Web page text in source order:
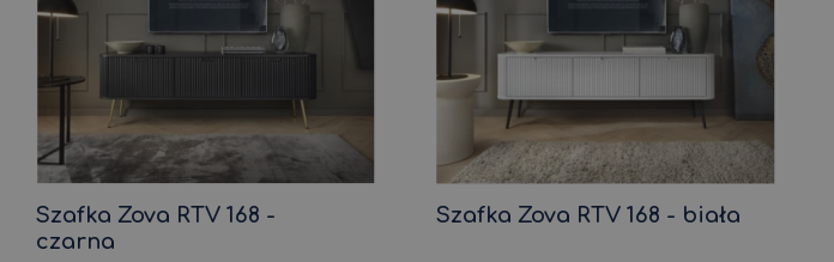
Wyposażenie kuchni
Ławka do jadalni
Ławka narożna
Szafka kuchenna
Mała kuchnia
Ogród
Sofa ogrodowa
Krzesło ogrodowe
Krzesła ogrodowe
Meble ogrodowe
Szafka Zova RTV 168 -
czarna
Szafka Zova RTV 168 - biała